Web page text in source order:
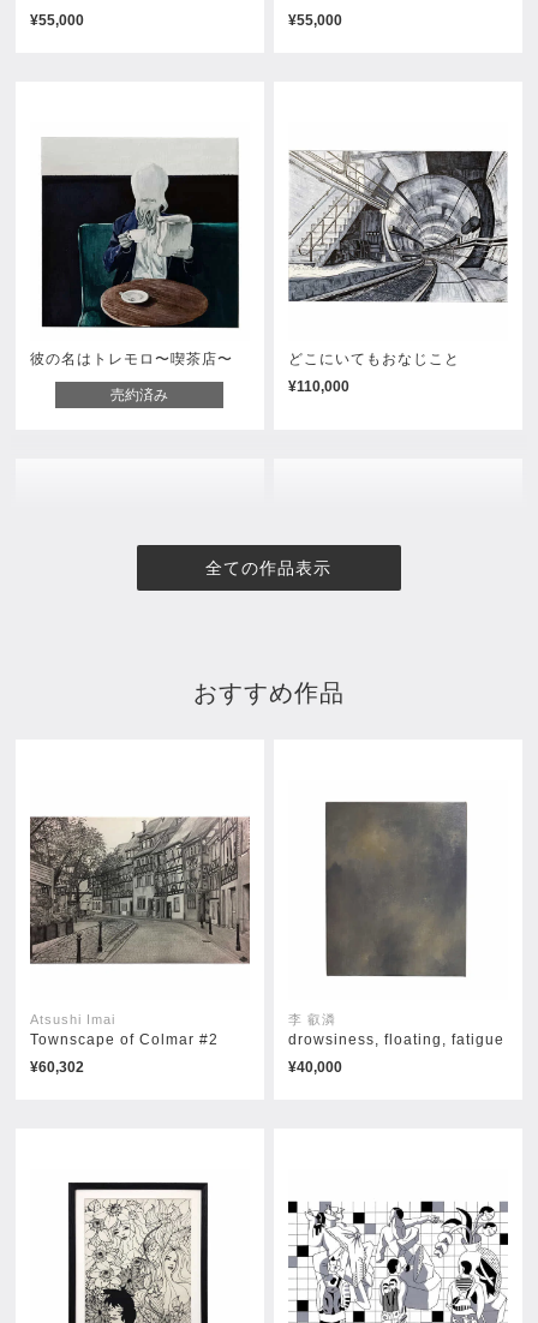
全ての作品表示
¥55,000
¥55,000
彼の名はトレモロ〜喫茶店〜
売約済み
どこにいてもおなじこと
¥110,000
おすすめ作品
Atsushi Imai
Townscape of Colmar #2
¥60,302
李 叡潾
drowsiness, floating, fatigue
¥40,000